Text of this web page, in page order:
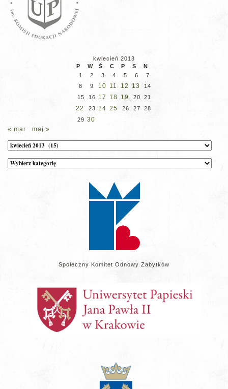
kwiecień 2013
P
W Ś C P S
N
1
2 3 4 5 6
7
8
9 10 11 12 13
14
15
16 17 18 19 20 21
22 23 24 25 26 27
28
29 30
« mar
maj »
Archiwum
Kategorie
wpisów
Społeczny Komitet Odnowy Zabytków